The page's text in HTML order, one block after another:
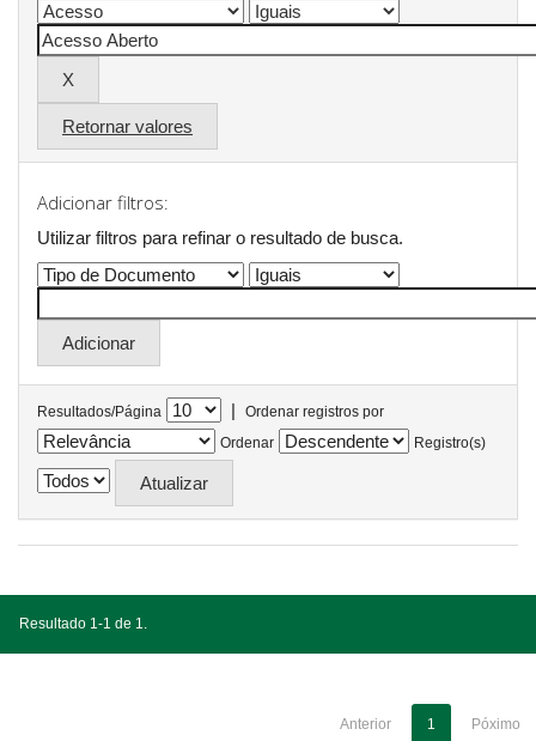
Retornar valores
Adicionar filtros:
Utilizar filtros para refinar o resultado de busca.
Resultados/Página |
Ordenar registros por
Ordenar
Registro(s)
Resultado 1-1 de 1.
Anterior 1 Póximo